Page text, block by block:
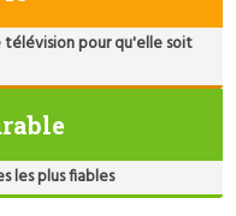
pour qu'elle soit
les plus fiables